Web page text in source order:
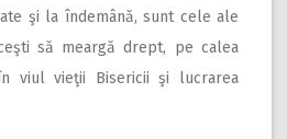
şi la îndemână, sunt cele ale
să meargă drept, pe calea
viul vieţii Bisericii şi lucrarea